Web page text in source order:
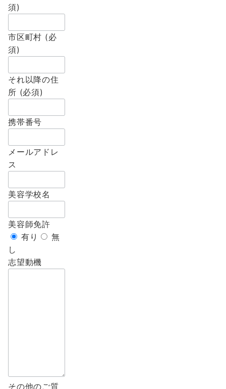
須)
市区町村 (必
須)
それ以降の住
所 (必須)
携帯番号
メールアドレ
ス
美容学校名
美容師免許
有り
無
し
志望動機
その他のご質